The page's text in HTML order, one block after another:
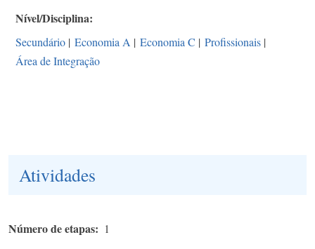
Nível/Disciplina
Secundário | Economia A | Economia C | Profissionais |
Área de Integração
Atividades
Número de etapas 1